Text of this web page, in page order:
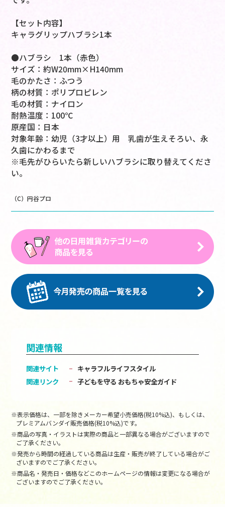
【セット内容】
キャラグリップハブラシ1本
●ハブラシ 1本（赤色）
サイズ：約W20mm×H140mm
毛のかたさ：ふつう
柄の材質：ポリプロピレン
毛の材質：ナイロン
耐熱温度：100℃
原産国：日本
対象年齢：幼児（3才以上）用 乳歯が生えそろい、永
久歯にかわるまで
※毛先がひらいたら新しいハブラシに取り替えてくださ
い。
（C）円谷プロ
関連情報
関連サイト
キャラフルライフスタイル
関連リンク
子どもを守る おもちゃ安全ガイド
※表示価格は、一部を除きメーカー希望小売価格(税10%込)、もしくは、
プレミアムバンダイ販売価格(税10%込)です。
※商品の写真・イラストは実際の商品と一部異なる場合がございますので
ご了承ください。
※発売から時間の経過している商品は生産・販売が終了している場合がご
ざいますのでご了承ください。
※商品名・発売日・価格などこのホームページの情報は変更になる場合が
ございますのでご了承ください。